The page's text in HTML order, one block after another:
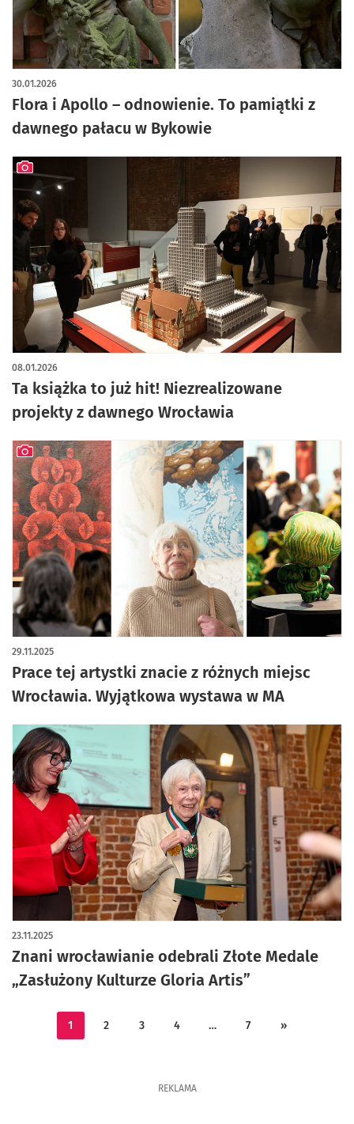
Flora i Apollo – odnowienie. To pamiątki z
dawnego pałacu w Bykowie
30.01.2026
Ta książka to już hit! Niezrealizowane
projekty z dawnego Wrocławia
08.01.2026
artykuł z galerią zdjęć
Prace tej artystki znacie z różnych miejsc
Wrocławia. Wyjątkowa wystawa w MA
29.11.2025
artykuł z galerią zdjęć
Znani wrocławianie odebrali Złote Medale
„Zasłużony Kulturze Gloria Artis”
23.11.2025
1 2 3 4 … 7 »
REKLAMA